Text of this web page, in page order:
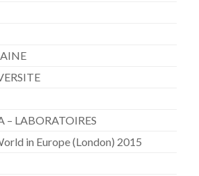
– LABORATOIRES
in Europe (London) 2015